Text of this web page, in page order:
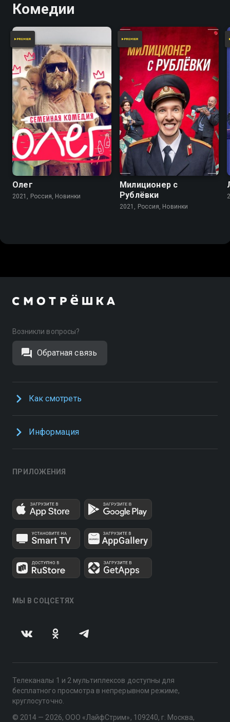
Комедии
Олег
2021, Россия, Новинки
5.5
Милиционер с
Рублёвки
2021, Россия, Новинки
Возникли вопросы?
Обратная связь
Как смотреть
Информация
ПРИЛОЖЕНИЯ
МЫ В СОЦСЕТЯХ
Телеканалы 1 и 2 мультиплексов доступны для
бесплатного просмотра в непрерывном режиме,
круглосуточно.
© 2014 — 2026, ООО «ЛайфСтрим», 109240, г. Москва,